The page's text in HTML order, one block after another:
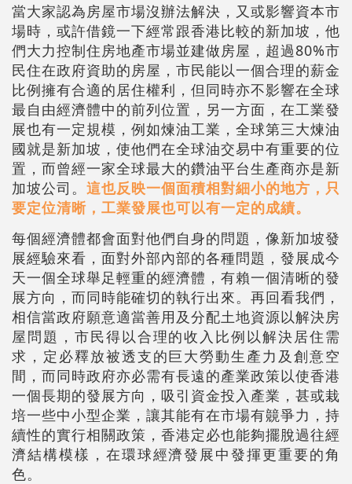
當大家認為房屋市場沒辦法解決，又或影響資本市
場時，或許借鏡一下經常跟香港比較的新加坡，他
們大力控制住房地產市場並建做房屋，超過80%市
民住在政府資助的房屋，市民能以一個合理的薪金
比例擁有合適的居住權利，但同時亦不影響在全球
最自由經濟體中的前列位置，另一方面，在工業發
展也有一定規模，例如煉油工業，全球第三大煉油
國就是新加坡，使他們在全球油交易中有重要的位
置，而曾經一家全球最大的鑽油平台生產商亦是新
加坡公司。 這也反映一個面積相對細小的地方，只
要定位清晰，工業發展也可以有一定的成績。
每個經濟體都會面對他們自身的問題，像新加坡發
展經驗來看，面對外部內部的各種問題，發展成今
天一個全球舉足輕重的經濟體，有賴一個清晰的發
展方向，而同時能確切的執行出來。再回看我們，
相信當政府願意適當善用及分配土地資源以解決房
屋問題，市民得以合理的收入比例以解決居住需
求，定必釋放被透支的巨大勞動生產力及創意空
間，而同時政府亦必需有長遠的產業政策以使香港
一個長期的發展方向，吸引資金投入產業，甚或栽
培一些中小型企業，讓其能有在市場有竸爭力，持
續性的實行相關政策，香港定必也能夠擺脫過往經
濟結構模樣，在環球經濟發展中發揮更重要的角
色。